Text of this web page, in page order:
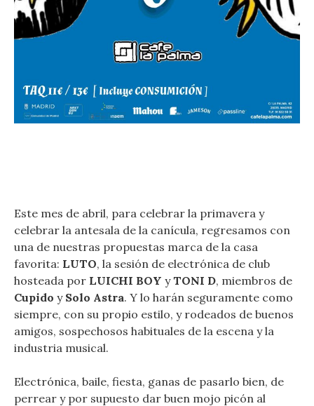
Este mes de abril, para celebrar la primavera y
celebrar la antesala de la canícula, regresamos con
una de nuestras propuestas marca de la casa
favorita: LUTO, la sesión de electrónica de club
hosteada por LUICHI BOY y TONI D, miembros de
Cupido y Solo Astra. Y lo harán seguramente como
siempre, con su propio estilo, y rodeados de buenos
amigos, sospechosos habituales de la escena y la
industria musical.
Electrónica, baile, fiesta, ganas de pasarlo bien, de
perrear y por supuesto dar buen mojo picón al